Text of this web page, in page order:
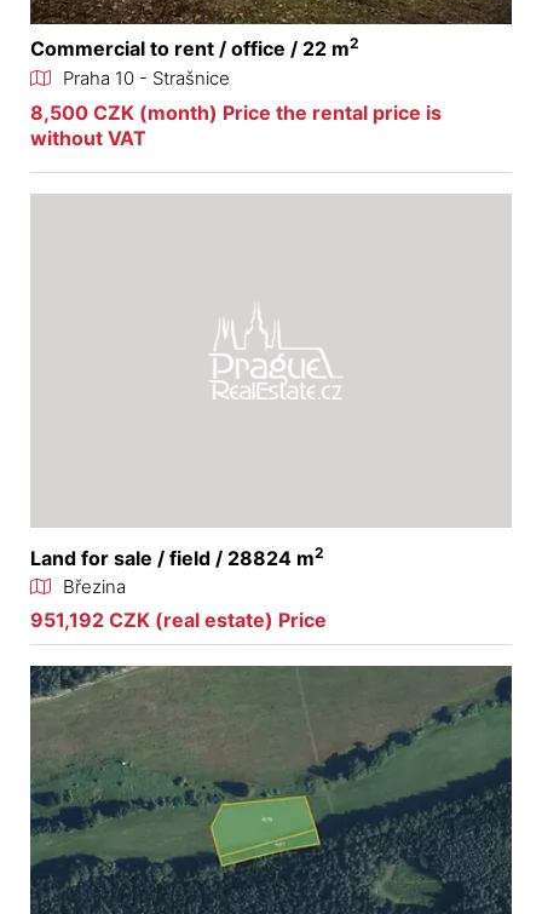
Commercial to rent / office / 22 m2
Praha 10 - Strašnice
8,500 CZK (month) Price the rental price is
without VAT
Land for sale / field / 28824 m2
Březina
951,192 CZK (real estate) Price